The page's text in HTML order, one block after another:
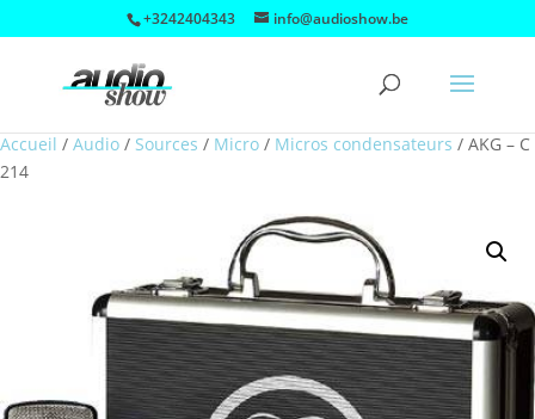
+3242404343 info@audioshow.be
Accueil / Audio / Sources / Micro / Micros condensateurs / AKG – C
214